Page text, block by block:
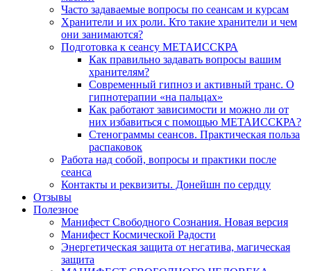
Часто задаваемые вопросы по сеансам и курсам
Хранители и их роли. Кто такие хранители и чем
они занимаются?
Подготовка к сеансу МЕТАИССКРА
Как правильно задавать вопросы вашим
хранителям?
Современный гипноз и активный транс. О
гипнотерапии «на пальцах»
Как работают зависимости и можно ли от
них избавиться с помощью МЕТАИССКРА?
Стенограммы сеансов. Практическая польза
распаковок
Работа над собой, вопросы и практики после
сеанса
Контакты и реквизиты. Донейшн по сердцу
Отзывы
Полезное
Манифест Свободного Сознания. Новая версия
Манифест Космической Радости
Энергетическая защита от негатива, магическая
защита